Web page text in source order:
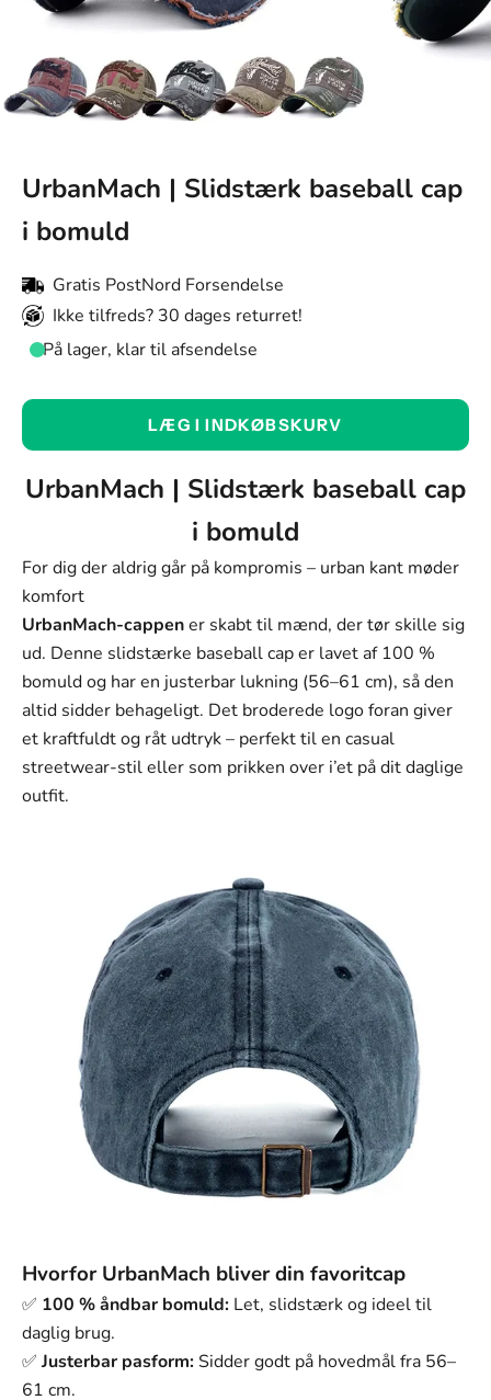
UrbanMach | Slidstærk baseball cap
i bomuld
Gratis PostNord Forsendelse
Ikke tilfreds? 30 dages returret!
På lager, klar til afsendelse
Farve:
Farve
Blå
Kaffe
Sort
Khaki
Rød
Grå
Størrelse:
56-60 cm (justerbar)
LÆG I INDKØBSKURV
UrbanMach | Slidstærk baseball cap
i bomuld
For dig der aldrig går på kompromis – urban kant møder
komfort
UrbanMach-cappener skabt til mænd, der tør skille sig
ud. Denne slidstærke baseball cap er lavet af 100 %
bomuld og har en justerbar lukning (56–61 cm), så den
altid sidder behageligt. Det broderede logo foran giver
et kraftfuldt og råt udtryk – perfekt til en casual
streetwear-stil eller som prikken over i’et på dit daglige
outfit.
Hvorfor UrbanMach bliver din favoritcap
✅ 100 % åndbar bomuld: Let, slidstærk og ideel til
daglig brug.
✅Justerbar pasform:Sidder godt på hovedmål fra 56–
61 cm.